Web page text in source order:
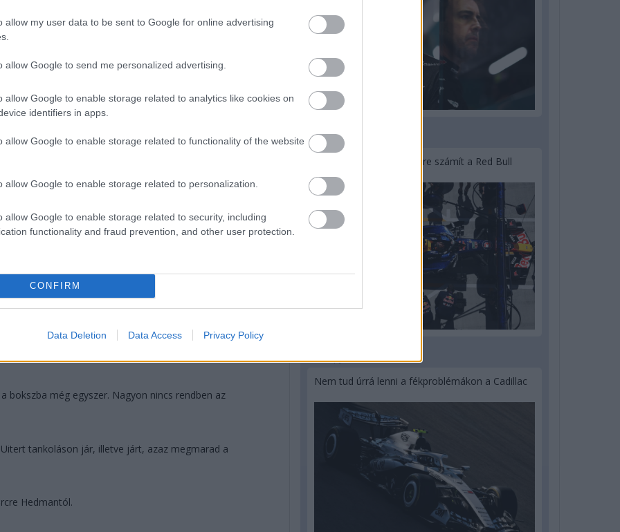
allow my user data to be sent to Google for online advertising
allow Google to send me personalized advertising.
allow Google to enable storage related to analytics like cookies on
identifiers in apps.
allow Google to enable storage related to functionality of the website
allow Google to enable storage related to personalization.
allow Google to enable storage related to security, including
functionality and fraud prevention, and other user protection.
CONFIRM
Data Deletion Data Access Privacy Policy
az újonc WRT: kategóriagyőztes Ye Yifei, Robert Kubica és
végül megszerezte a Pro-Am győzelmét a DragonSpeed
Henrik Hedman nyeri az új alkategóriát.
James Calado és Alessandro Pier Guidi
ban az #51-es AF Corse Ferrarival.
az amatőrök között a #83-as AF Corse nyeri a Le Mans-t,
és Nicklas Nielsen, valamint Alessio Rovera immár Le
Igen! Meg hát így egy körrel kevesebbet kell
bokszba még egyszer. Nagyon nincs rendben az
tankoláson jár, illetve járt, azaz megmarad a
Hedmantól.
3 napja
Lassuló fejlesztési ütemre számít a Red Bull
Nem tud úrrá lenni a fékproblémákon a Cadillac